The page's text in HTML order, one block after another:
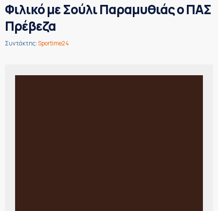
Φιλικό με Σούλι Παραμυθιάς ο ΠΑΣ
Πρέβεζα
Συντάκτης:Sportime24